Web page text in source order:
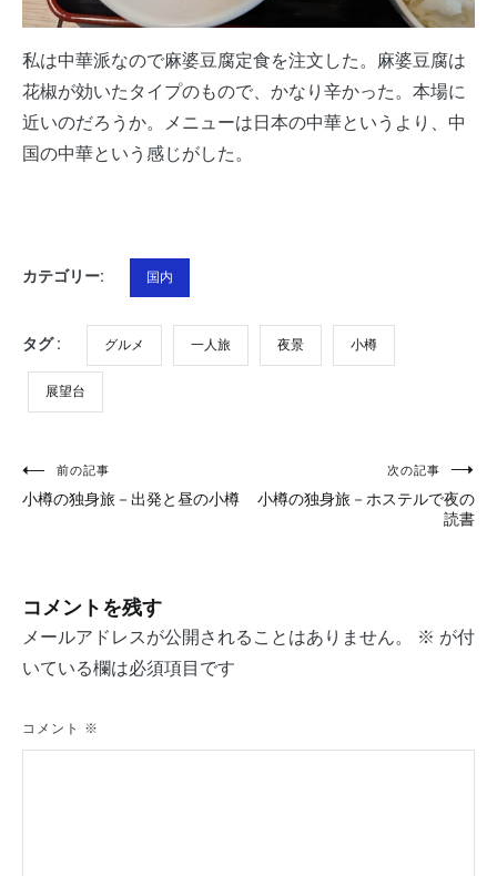
私は中華派なので麻婆豆腐定食を注文した。麻婆豆腐は
花椒が効いたタイプのもので、かなり辛かった。本場に
近いのだろうか。メニューは日本の中華というより、中
国の中華という感じがした。
カテゴリー: 国内
タグ : グルメ 一人旅 夜景 小樽
展望台
投
稿
ビ
ゲ
ー
シ
ョ
前の記事
小樽の独身旅－出発と昼の小樽
次の記事
小樽の独身旅－ホステルで夜の
読書
コメントを残す
メールアドレスが公開されることはありません。 ※ が付
いている欄は必須項目です
コメント ※